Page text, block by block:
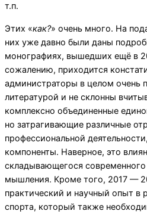
т.п.
Этих «как?» очень много. На
них уже давно были даны
монографиях, вышедших ещё в
сожалению, приходится
администраторы в целом очень
литературой и не склонны
комплексно объединенные
но затрагивающие различные
профессиональной
компоненты. Наверное, это
складывающегося современного
мышления. Кроме того, 2017 —
практический и научный опыт в
спорта, который также